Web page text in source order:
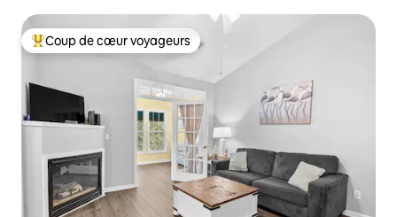
Coups de cœur voyageurs les plus appréciés
Coup de cœur voyageurs